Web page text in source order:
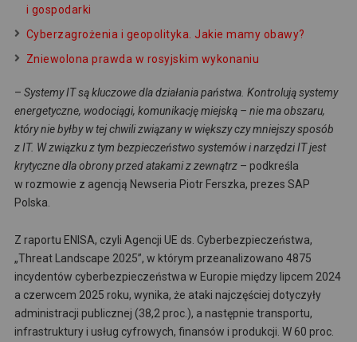
i gospodarki
Cyberzagrożenia i geopolityka. Jakie mamy obawy?
Zniewolona prawda w rosyjskim wykonaniu
– Systemy IT są kluczowe dla działania państwa. Kontrolują systemy
energetyczne, wodociągi, komunikację miejską – nie ma obszaru,
który nie byłby w tej chwili związany w większy czy mniejszy sposób
z IT. W związku z tym bezpieczeństwo systemów i narzędzi IT jest
krytyczne dla obrony przed atakami z zewnątrz – podkreśla
w rozmowie z agencją Newseria Piotr Ferszka, prezes SAP
Polska.
Z raportu ENISA, czyli Agencji UE ds. Cyberbezpieczeństwa,
„Threat Landscape 2025”, w którym przeanalizowano 4875
incydentów cyberbezpieczeństwa w Europie między lipcem 2024
a czerwcem 2025 roku, wynika, że ataki najczęściej dotyczyły
administracji publicznej (38,2 proc.), a następnie transportu,
infrastruktury i usług cyfrowych, finansów i produkcji. W 60 proc.